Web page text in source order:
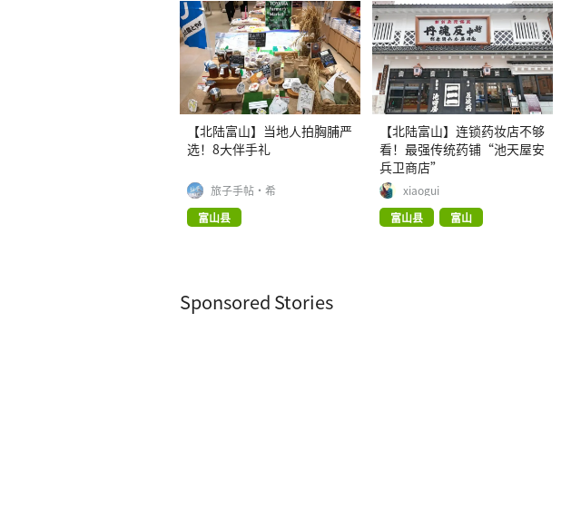
【北陆富山】当地人拍胸脯严
选！8大伴手礼
旅子手帖·希
富山县
【北陆富山】连锁药妆店不够
看！最强传统药铺“池天屋安
兵卫商店”
xiaogui
富山县
富山
Sponsored Stories